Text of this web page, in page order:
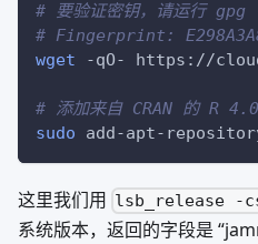
# 要验证密钥，请运行
# Fingerprint:
wget -qO- https://
# 添加来自 CRAN 的 R
sudo add-apt-
这里我们用 lsb_release -
系统版本，返回的字段是